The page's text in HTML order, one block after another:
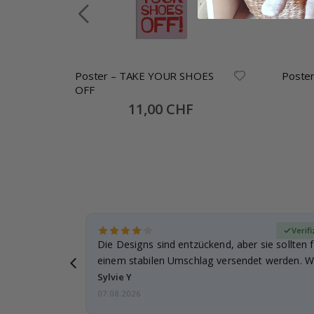
Poster – TAKE YOUR SHOES
OFF
Special
Price
11,00 CHF
Die Designs sind entzückend, aber sie sollten
einem stabilen Umschlag versendet werden.
Sylvie Y
07.08.2026